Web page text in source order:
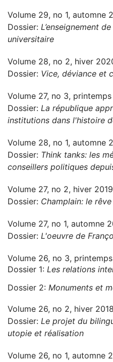
Volume 29, no 1, automne
Dossier: L’enseignement
universitaire
Volume 28, no 2, hiver
Dossier: Vice, déviance et
Volume 27, no 3, printemps
Dossier: La république
institutions dans l'histoire
Volume 28, no 1, automne
Dossier: Think tanks: les
conseillers politiques
Volume 27, no 2, hiver
Dossier: Champlain: le
Volume 27, no 1, automne
Dossier: L'oeuvre de
Volume 26, no 3,
Dossier 1: Les relations
Dossier 2: Monuments et
Volume 26, no 2, hiver
Dossier: Le projet du
utopie et réalisation
Volume 26, no 1, automne